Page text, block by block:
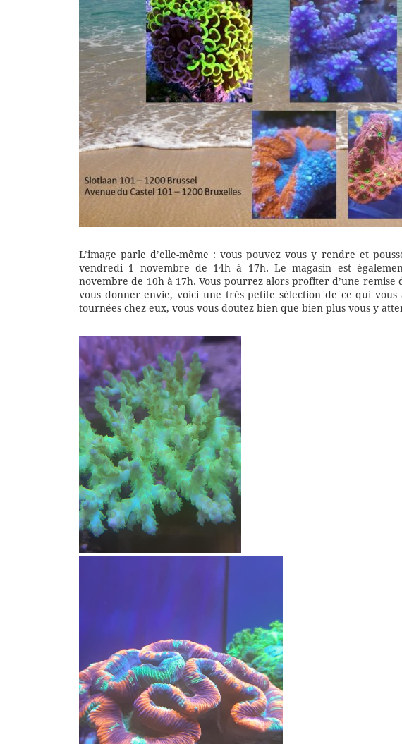
L’image parle d’elle-même : vous pouvez vous y rendre et
vendredi 1 novembre de 14h à 17h. Le magasin est
novembre de 10h à 17h. Vous pourrez alors profiter d’une remise
vous donner envie, voici une très petite sélection de ce qui
tournées chez eux, vous vous doutez bien que bien plus vous y